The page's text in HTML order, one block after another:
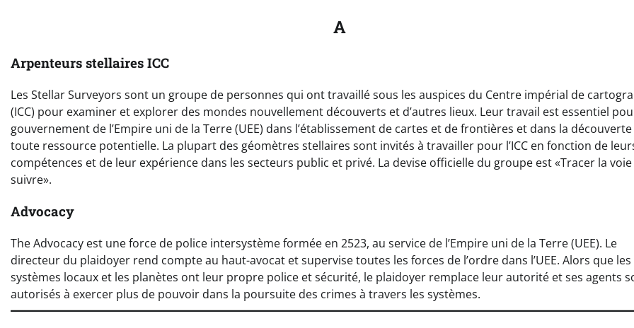
A
Arpenteurs stellaires ICC
Les Stellar Surveyors sont un groupe de personnes qui ont travaillé sous les auspices du Centre impérial de
(ICC) pour examiner et explorer des mondes nouvellement découverts et d’autres lieux. Leur travail est essentiel
gouvernement de l’Empire uni de la Terre (UEE) dans l’établissement de cartes et de frontières et dans la
toute ressource potentielle. La plupart des géomètres stellaires sont invités à travailler pour l’ICC en fonction de
compétences et de leur expérience dans les secteurs public et privé. La devise officielle du groupe est «Tracer la voie
suivre».
Advocacy
The Advocacy est une force de police intersystème formée en 2523, au service de l’Empire uni de la Terre (UEE). Le
directeur du plaidoyer rend compte au haut-avocat et supervise toutes les forces de l’ordre dans l’UEE. Alors que les
systèmes locaux et les planètes ont leur propre police et sécurité, le plaidoyer remplace leur autorité et ses agents
autorisés à exercer plus de pouvoir dans la poursuite des crimes à travers les systèmes.